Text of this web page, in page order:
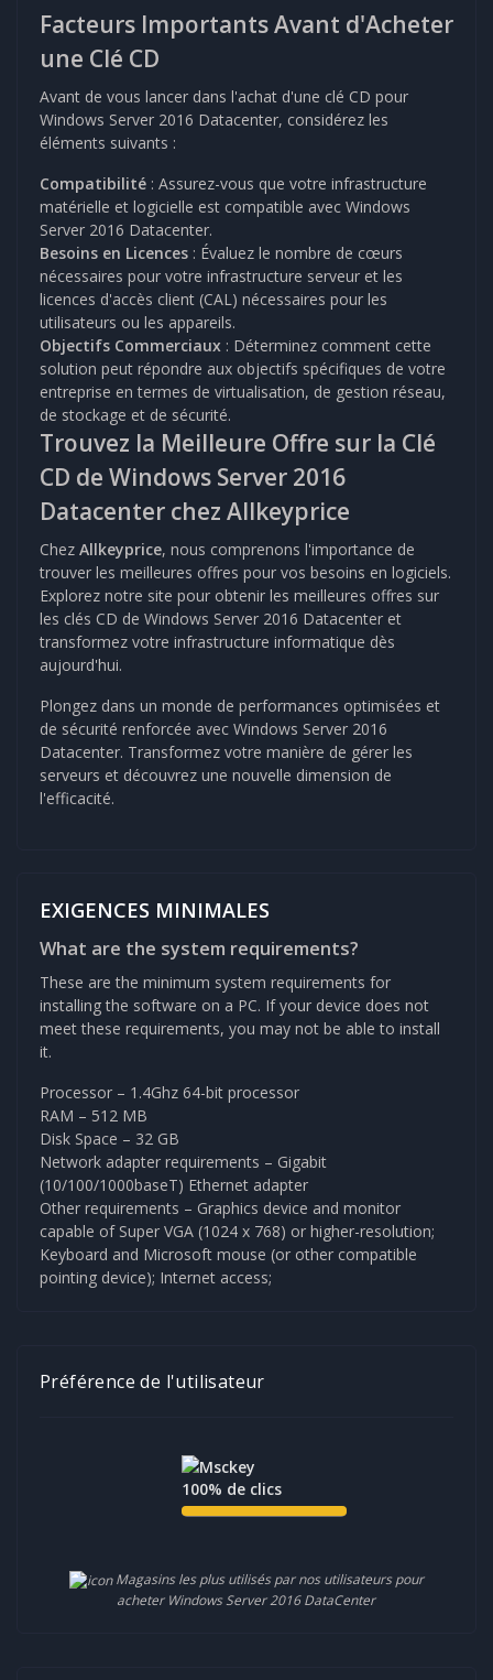
Facteurs Importants Avant d'Acheter
une Clé CD
Avant de vous lancer dans l'achat d'une clé CD pour
Windows Server 2016 Datacenter, considérez les
éléments suivants :
Compatibilité : Assurez-vous que votre infrastructure
matérielle et logicielle est compatible avec Windows
Server 2016 Datacenter.
Besoins en Licences : Évaluez le nombre de cœurs
nécessaires pour votre infrastructure serveur et les
licences d'accès client (CAL) nécessaires pour les
utilisateurs ou les appareils.
Objectifs Commerciaux : Déterminez comment cette
solution peut répondre aux objectifs spécifiques de votre
entreprise en termes de virtualisation, de gestion réseau,
de stockage et de sécurité.
Trouvez la Meilleure Offre sur la Clé
CD de Windows Server 2016
Datacenter chez Allkeyprice
Chez Allkeyprice, nous comprenons l'importance de
trouver les meilleures offres pour vos besoins en logiciels.
Explorez notre site pour obtenir les meilleures offres sur
les clés CD de Windows Server 2016 Datacenter et
transformez votre infrastructure informatique dès
aujourd'hui.
Plongez dans un monde de performances optimisées et
de sécurité renforcée avec Windows Server 2016
Datacenter. Transformez votre manière de gérer les
serveurs et découvrez une nouvelle dimension de
l'efficacité.
EXIGENCES MINIMALES
What are the system requirements?
These are the minimum system requirements for
installing the software on a PC. If your device does not
meet these requirements, you may not be able to install
it.
Processor – 1.4Ghz 64-bit processor
RAM – 512 MB
Disk Space – 32 GB
Network adapter requirements – Gigabit
(10/100/1000baseT) Ethernet adapter
Other requirements – Graphics device and monitor
capable of Super VGA (1024 x 768) or higher-resolution;
Keyboard and Microsoft mouse (or other compatible
pointing device); Internet access;
Préférence de l'utilisateur
100% de clics
Magasins les plus utilisés par nos utilisateurs pour
acheter Windows Server 2016 DataCenter